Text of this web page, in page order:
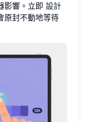
影響。立即 設計
原封不動地等待